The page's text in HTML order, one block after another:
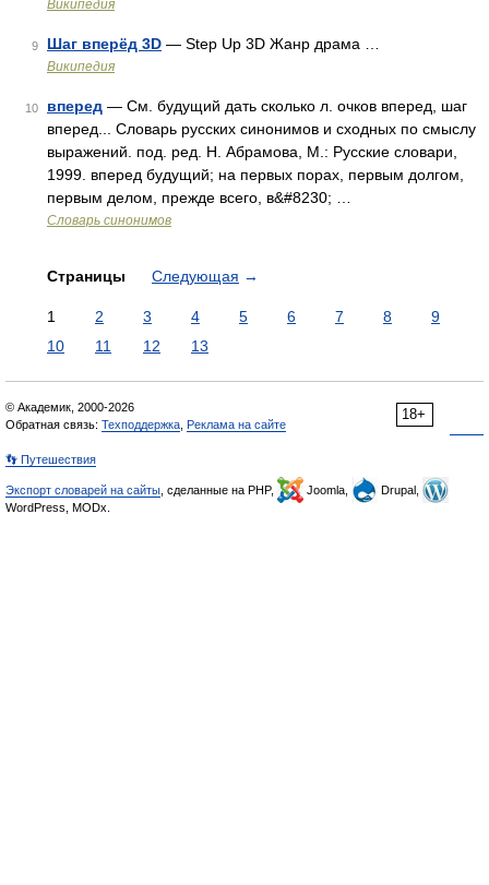
Википедия
9 Шаг вперёд 3D — Step Up 3D Жанр драма …
Википедия
10 вперед — См. будущий дать сколько л. очков вперед, шаг
вперед... Словарь русских синонимов и сходных по смыслу
выражений. под. ред. Н. Абрамова, М.: Русские словари,
1999. вперед будущий; на первых порах, первым долгом,
первым делом, прежде всего, в&#8230; …
Словарь синонимов
Страницы Следующая →
1 2 3 4 5 6 7 8
9
10
11 12 13
18+
© Академик, 2000-2026
Обратная связь: Техподдержка Реклама на сайте
👣 Путешествия
Экспорт словарей на сайты , сделанные на PHP, Joomla,
Drupal,
WordPress, MODx.